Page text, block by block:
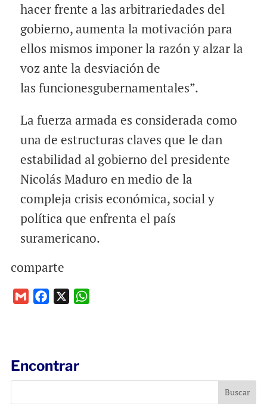
hacer frente a las arbitrariedades del
gobierno,aumenta la motivación para
ellos mismos imponer la razón y alzar la
voz ante la desviación de
lasfuncionesgubernamentales”.
La fuerza armada es considerada como
una deestructuras claves que le dan
estabilidad al gobierno del presidente
Nicolás Maduro en medio de la
compleja crisis económica, social y
política que enfrenta el país
suramericano.
comparte
o
k
p
Encontrar